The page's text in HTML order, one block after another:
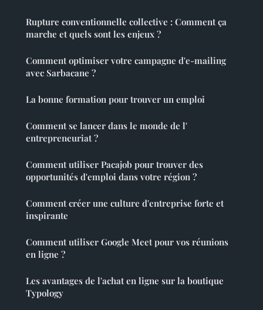
Rupture conventionnelle collective : Comment ça
marche et quels sont les enjeux ?
Comment optimiser votre campagne d'e-mailing
avec Sarbacane ?
La bonne formation pour trouver un emploi
Comment se lancer dans le monde de l'
entrepreneuriat ?
Comment utiliser Pacajob pour trouver des
opportunités d'emploi dans votre région ?
Comment créer une culture d'entreprise forte et
inspirante
Comment utiliser Google Meet pour vos réunions
en ligne ?
Les avantages de l'achat en ligne sur la boutique
Typology